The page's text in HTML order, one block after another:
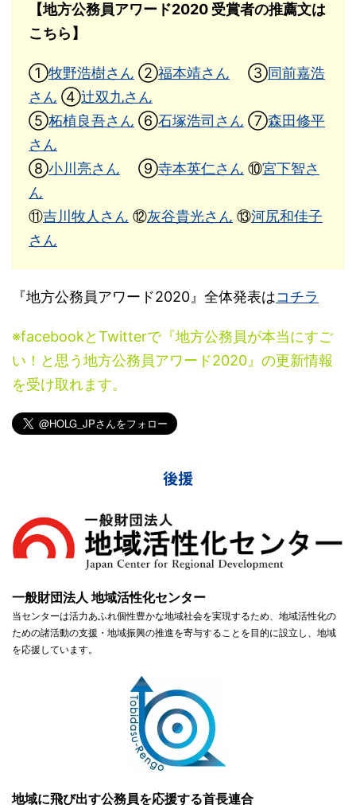
【地方公務員アワード2020 受賞者の推薦文は
こちら】
①牧野浩樹さん ②福本靖さん ③同前嘉浩
さん ④辻双九さん
⑤柘植良吾さん ⑥石塚浩司さん ⑦森田修平
さん
⑧小川亮さん ⑨寺本英仁さん ⑩宮下智さ
ん
⑪吉川牧人さん ⑫灰谷貴光さん ⑬河尻和佳子
さん
『地方公務員アワード2020』全体発表はコチラ
※facebookとTwitterで『地方公務員が本当にすご
い！と思う地方公務員アワード2020』の更新情報
を受け取れます。
後援
一般財団法人 地域活性化センター
当センターは活力あふれ個性豊かな地域社会を実現するため、地域活性化の
ための諸活動の支援・地域振興の推進を寄与することを目的に設立し、地域
を応援しています。
地域に飛び出す公務員を応援する首長連合